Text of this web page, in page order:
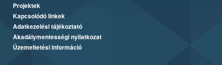
Projektek
Kapcsolódó linkek
Adatkezelési tájékoztató
Akadálymentességi nyilatkozat
Üzemeltetési információ